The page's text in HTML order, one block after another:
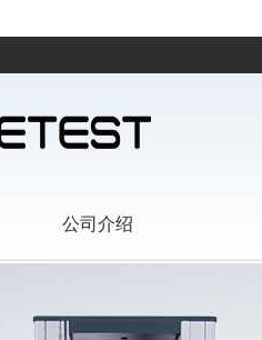
公司介绍